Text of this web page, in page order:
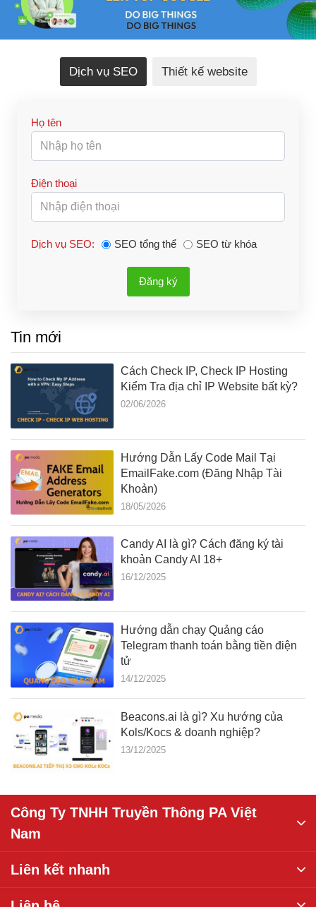
Dịch vụ SEO Thiết kế website
Họ tên
Điện thoại
Dịch vụ SEO: SEO tổng thể SEO từ khóa
Đăng ký
Tin mới
Cách Check IP, Check IP Hosting
Kiểm Tra địa chỉ IP Website bất kỳ?
02/06/2026
Hướng Dẫn Lấy Code Mail Tại
EmailFake.com (Đăng Nhập Tài
Khoản)
18/05/2026
Candy AI là gì? Cách đăng ký tài
khoản Candy AI 18+
16/12/2025
Hướng dẫn chạy Quảng cáo
Telegram thanh toán bằng tiền điện
tử
14/12/2025
Beacons.ai là gì? Xu hướng của
Kols/Kocs & doanh nghiệp?
13/12/2025
Công Ty TNHH Truyền Thông PA Việt
Nam
Liên kết nhanh